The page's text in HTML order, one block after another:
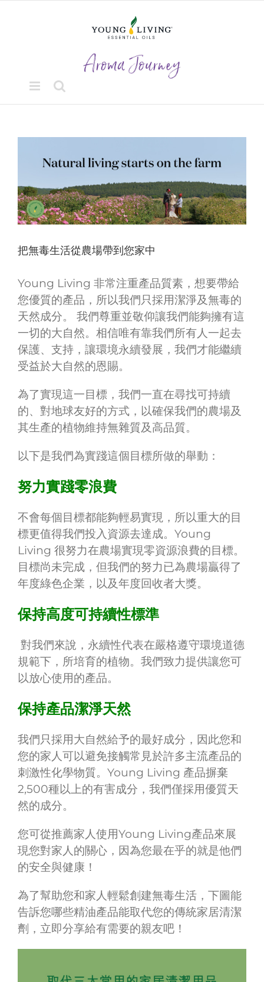
Larger
把無毒生活從農場帶到您家中
Young Living 非常注重產品質素，想要帶給
您優質的產品，所以我們只採用潔淨及無毒的
天然成分。 我們尊重並敬仰讓我們能夠擁有這
一切的大自然。相信唯有靠我們所有人一起去
保護、支持，讓環境永續發展，我們才能繼續
受益於大自然的恩賜。​
為了實現這一目標，我們一直在尋找可持續
的、對地球友好的方式，以確保我們的農場及
其生產的植物維持無雜質及高品質。
以下是我們為實踐這個目標所做的舉動：
努力實踐零浪費
不會每個目標都能夠輕易實現，所以重大的目
標更值得我們投入資源去達成。Young
Living 很努力在農場實現零資源浪費的目標。
目標尚未完成，但我們的努力已為農場贏得了
年度綠色企業，以及年度回收者大獎。
保持高度可持續性標準
對我們來說，永續性代表在嚴格遵守環境道德
規範下，所培育的植物。我們致力提供讓您可
以放心使用的產品。
保持產品潔淨天然
我們只採用大自然給予的最好成分，因此您和
您的家人可以避免接觸常見於許多主流產品的
刺激性化學物質。Young Living 產品摒棄
2,500種以上的有害成分，我們僅採用優質天
然的成分。
您可從推薦家人使用Young Living產品來展
現您對家人的關心，因為您最在乎的就是他們
的安全與健康！
為了幫助您和家人輕鬆創建無毒生活，下圖能
告訴您哪些精油產品能取代您的傳統家居清潔
劑，立即分享給有需要的親友吧！